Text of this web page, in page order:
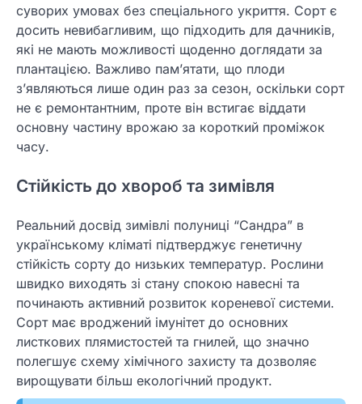
суворих умовах без спеціального укриття. Сорт є
досить невибагливим, що підходить для дачників,
які не мають можливості щоденно доглядати за
плантацією. Важливо пам’ятати, що плоди
з’являються лише один раз за сезон, оскільки сорт
не є ремонтантним, проте він встигає віддати
основну частину врожаю за короткий проміжок
часу.
Стійкість до хвороб та зимівля
Реальний досвід зимівлі полуниці “Сандра” в
українському кліматі підтверджує генетичну
стійкість сорту до низьких температур. Рослини
швидко виходять зі стану спокою навесні та
починають активний розвиток кореневої системи.
Сорт має вроджений імунітет до основних
листкових плямистостей та гнилей, що значно
полегшує схему хімічного захисту та дозволяє
вирощувати більш екологічний продукт.